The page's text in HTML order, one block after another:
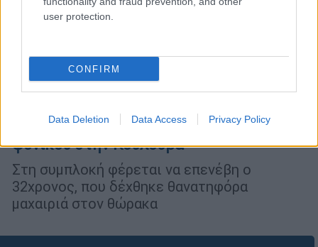
user protection.
CONFIRM
Data Deletion Data Access Privacy Policy
Κτηματικές διαφορές η πιθανή αιτία του
φονικού στην Κουλούρα
Στη συμπλοκή φέρεται να επενέβη ο
32χρονος, που δέχθηκε θανατηφόρα
μαχαιριά στον θώρακα